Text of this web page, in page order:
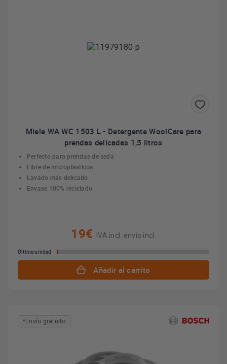
Miele WA WC 1503 L - Detergente WoolCare para
prendas delicadas 1,5 litros
Perfecto para prendas de seda
Libre de microplásticos
Lavado más delicado
Envase 100% reciclado
19€ IVA incl. envío incl.
Última unidad
Añadir al carrito
*Envío gratuito